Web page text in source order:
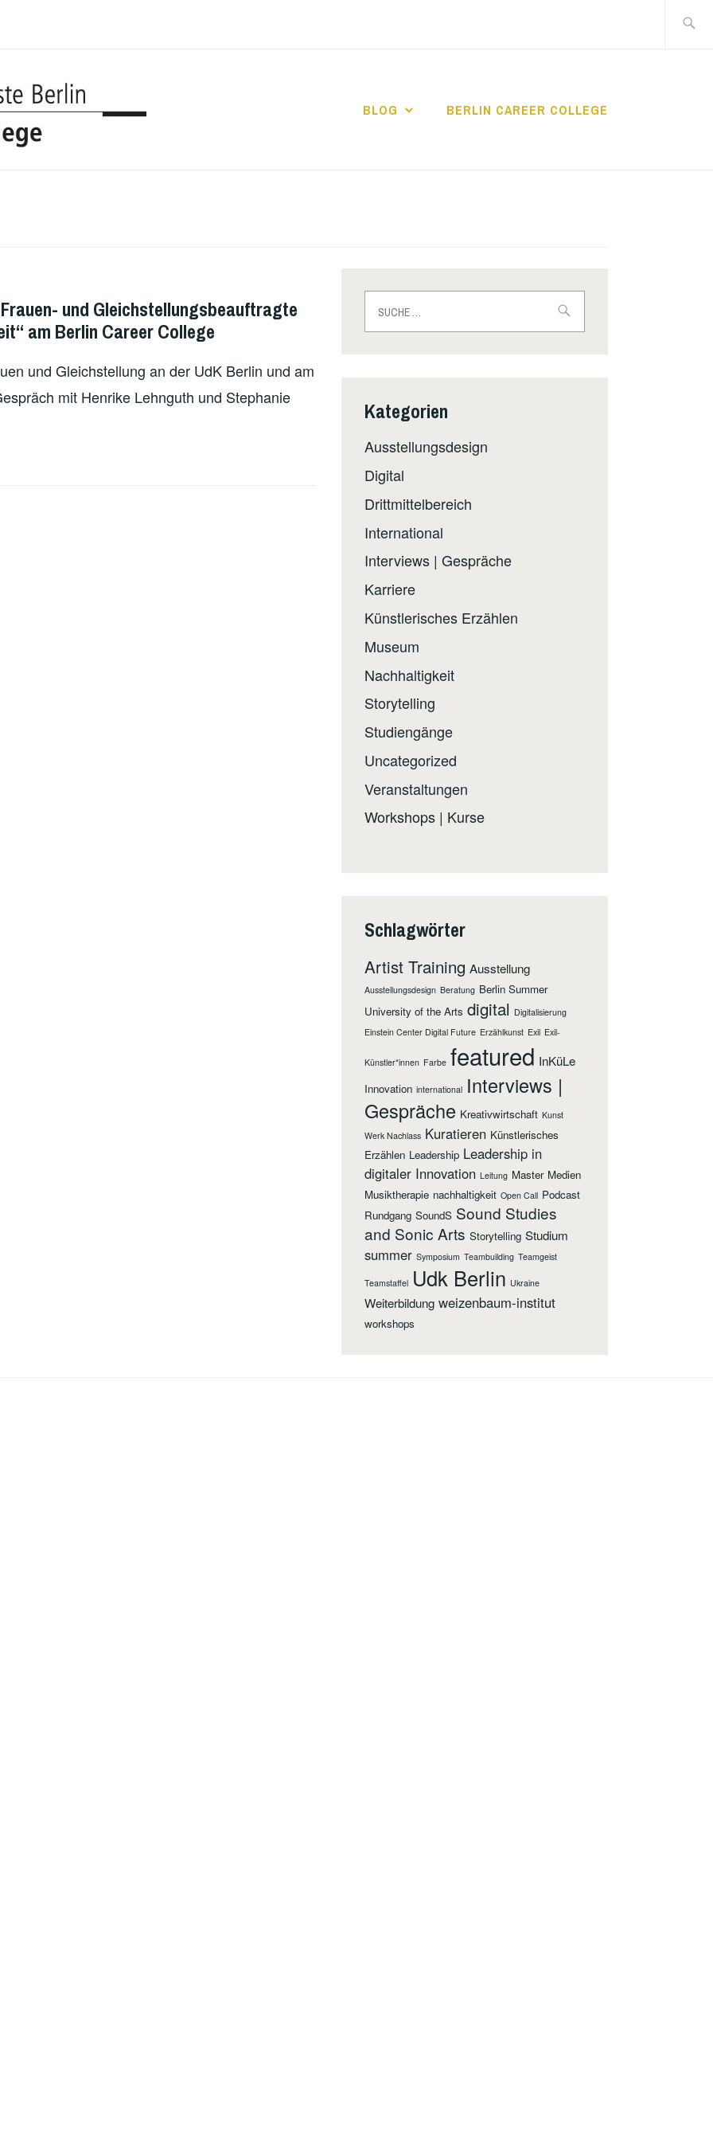
nach:
BLOG BERLIN CAREER COLLEGE
und Gleichstellungsbeauftragte
am Berlin Career College
und Gleichstellung an der UdK Berlin und am
mit Henrike Lehnguth und Stephanie
nach:
Kategorien
Ausstellungsdesign
Digital
Drittmittelbereich
International
Interviews | Gespräche
Karriere
Künstlerisches Erzählen
Museum
Nachhaltigkeit
Storytelling
Studiengänge
Uncategorized
Veranstaltungen
Workshops | Kurse
Schlagwörter
Artist Training Ausstellung
Ausstellungsdesign Beratung Berlin Summer
University of the Arts digital Digitalisierung
Einstein Center Digital Future Erzählkunst Exil Exil-
Künstler*innen Farbe featured InKüLe
Innovation international Interviews |
Gespräche Kreativwirtschaft Kunst
Werk Nachlass Kuratieren Künstlerisches
Erzählen Leadership Leadership in
digitaler Innovation Leitung Master Medien
Musiktherapie nachhaltigkeit Open Call Podcast
Rundgang SoundS Sound Studies
and Sonic Arts Storytelling Studium
summer Symposium Teambuilding Teamgeist
Teamstaffel Udk Berlin Ukraine
Weiterbildung weizenbaum-institut
workshops